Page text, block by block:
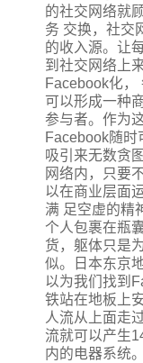
的社交网络就
务 交换，社交
的收入源。让
到社交网络上
Facebook化，
可以形成一种
参与者。作为
Facebook随时
吸引来无数贪
网络内，只要
以在商业层面
满 足空虚的精
个人包裹在瓶
货，躯体只是
似。日本东京
以为我们找到
铁站在地板上
人流从上面走
流就可以产生
内的电器系统。